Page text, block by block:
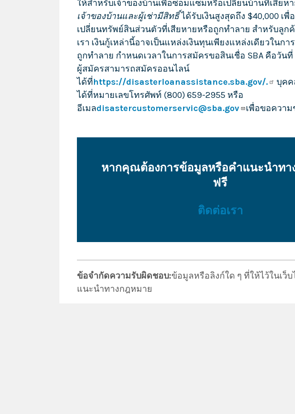
ให้สำหรับเจ้าของบ้านเพื่อซ่อมแซมหรือเปลี่ยนบ้านที่เสียห
เจ้าของบ้านและผู้เช่ามีสิทธิ์ได้รับเงินสูงสุดถึง $40,000 เ
เปลี่ยนทรัพย์สินส่วนตัวที่เสียหายหรือถูกทำลาย สำหรับลูก
เรา เงินกู้เหล่านี้อาจเป็นแหล่งเงินทุนเพียงแหล่งเดียวในก
ถูกทำลาย กำหนดเวลาในการสมัครขอสินเชื่อ SBA คือวันที่
ผู้สมัครสามารถสมัครออนไลน์
ได้ที่https://disasterloanassistance.sba.gov/.
บุคค
ได้ที่หมายเลขโทรศัพท์ (800) 659-2955 หรือ
อีเมลdisastercustomerservic@sba.gov เพื่อขอความ
หากคุณต้องการข้อมูลหรือคำแนะนำทา
ฟรี
ติดต่อเรา
ข้อจำกัดความรับผิดชอบ:ข้อมูลหรือลิงก์ใด ๆ ที่ให้ไว้ในเว็
แนะนำทางกฎหมาย